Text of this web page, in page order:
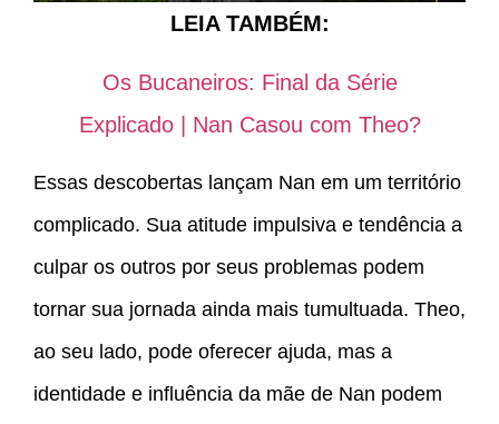
LEIA TAMBÉM:
Os Bucaneiros: Final da Série
Explicado | Nan Casou com Theo?
Essas descobertas lançam Nan em um território
complicado. Sua atitude impulsiva e tendência a
culpar os outros por seus problemas podem
tornar sua jornada ainda mais tumultuada. Theo,
ao seu lado, pode oferecer ajuda, mas a
identidade e influência da mãe de Nan podem